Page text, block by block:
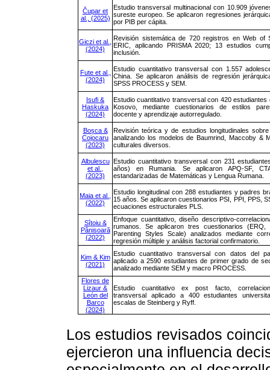
Čupar et
al., (2025)
Estudio transversal multinacional con 10.909
sureste europeo. Se aplicaron regresiones
por PIB per cápita.
Giczi et al.,
(2024)
Revisión sistemática de 720 registros en Web of
ERIC, aplicando PRISMA 2020; 13 estudios
inclusión.
Fute et al.,
(2024)
Estudio cuantitativo transversal con 1.557
China. Se aplicaron análisis de regresión
SPSS PROCESS y SEM.
Isufi &
Haskuka
(2024)
Estudio cuantitativo transversal con 420 estudiantes
Kosovo, mediante cuestionarios de estilos
docente y aprendizaje autorregulado.
Boșca &
Cojocaru
(2023)
Revisión teórica y de estudios longitudinales
analizando los modelos de Baumrind, Maccoby &
culturales diversos.
Albulescu
et al.,
(2023)
Estudio cuantitativo transversal con 231
años) en Rumania. Se aplicaron APQ-SF,
estandarizadas de Matemáticas y Lengua Rumana.
Maia et al.,
(2022)
Estudio longitudinal con 288 estudiantes y padres
15 años. Se aplicaron cuestionarios PSI, PPI, PPS,
ecuaciones estructurales PLS.
Sîtoiu &
Pânisoară
(2022)
Enfoque cuantitativo, diseño descriptivo-
rumanos. Se aplicaron tres cuestionarios (ERQ,
Parenting Styles Scale) analizados mediante
regresión múltiple y análisis factorial confirmatorio.
Kim & Kim
(2021)
Estudio cuantitativo transversal con datos del
aplicado a 2590 estudiantes de primer grado de
analizado mediante SEM y macro PROCESS.
Flores de
Lizaur &
León del
Barco
(2024)
Estudio cuantitativo ex post facto,
transversal aplicado a 400 estudiantes
escalas de Steinberg y Ryff.
Los estudios revisados
ejercieron una influencia